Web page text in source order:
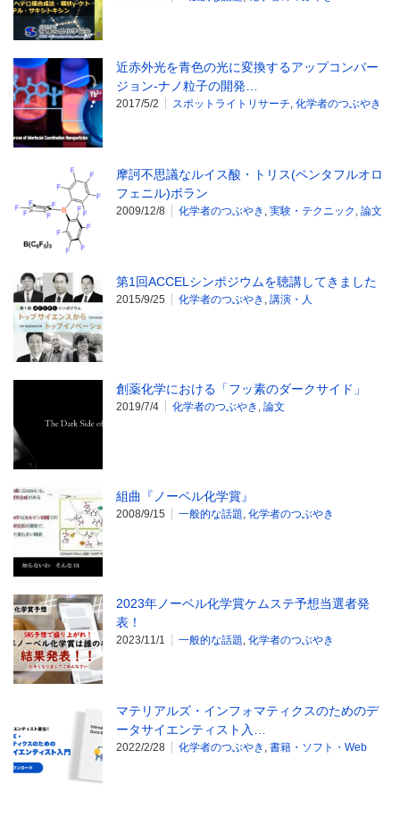
近赤外光を青色の光に変換するアップコンバー
ジョン-ナノ粒子の開発…
2017/5/2 スポットライトリサーチ 化学者のつぶやき
摩訶不思議なルイス酸・トリス(ペンタフルオロ
フェニル)ボラン
2009/12/8 化学者のつぶやき 実験・テクニック 論文
第1回ACCELシンポジウムを聴講してきました
2015/9/25 化学者のつぶやき 講演・人
創薬化学における「フッ素のダークサイド」
2019/7/4 化学者のつぶやき 論文
組曲『ノーベル化学賞』
2008/9/15 一般的な話題 化学者のつぶやき
2023年ノーベル化学賞ケムステ予想当選者発
表！
2023/11/1 一般的な話題 化学者のつぶやき
マテリアルズ・インフォマティクスのためのデ
ータサイエンティスト入…
2022/2/28 化学者のつぶやき 書籍・ソフト・Web